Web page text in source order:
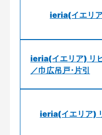
ieria(イエリ
ieria(イエリア) リ
／巾広吊戸･片引
ieria(イエリア)